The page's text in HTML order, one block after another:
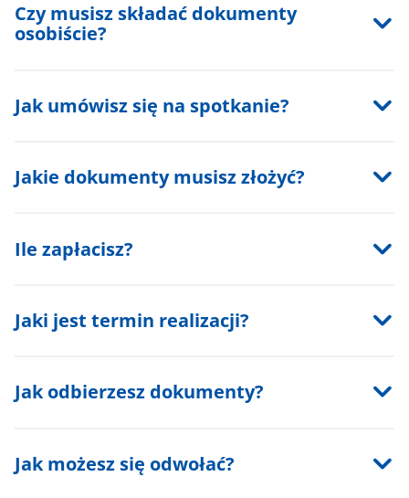
Czy musisz składać dokumenty
osobiście?
Jak umówisz się na spotkanie?
Jakie dokumenty musisz złożyć?
Ile zapłacisz?
Jaki jest termin realizacji?
Jak odbierzesz dokumenty?
Jak możesz się odwołać?